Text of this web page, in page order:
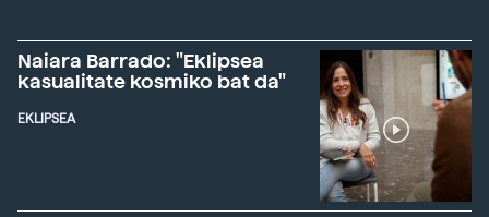
Naiara Barrado: "Eklipsea
kasualitate kosmiko bat da"
EKLIPSEA